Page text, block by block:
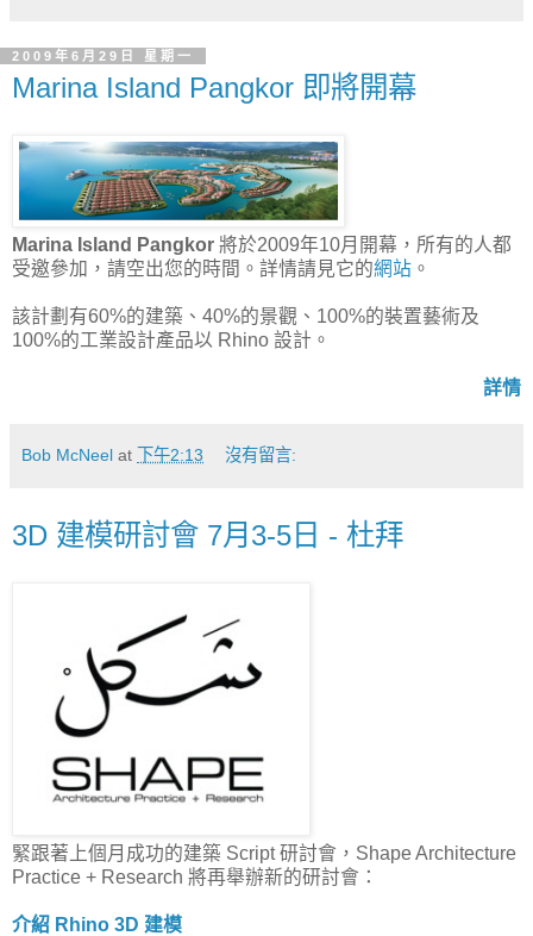
2009年6月29日 星期一
Marina Island Pangkor 即將開幕
Marina Island Pangkor 將於2009年10月開幕，所有的人都
受邀參加，請空出您的時間。詳情請見它的網站 。
該計劃有60%的建築、40%的景觀、100%的裝置藝術及
100%的工業設計產品以 Rhino 設計。
詳情
Bob McNeel at 下午2:13 沒有留言:
3D 建模研討會 7月3-5日 - 杜拜
緊跟著上個月成功的建築 Script 研討會，Shape Architecture
Practice + Research 將再舉辦新的研討會：
介紹 Rhino 3D 建模